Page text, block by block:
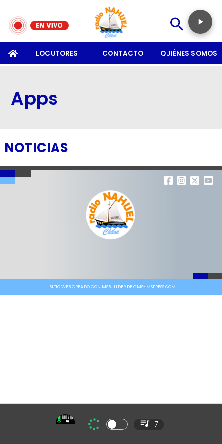
LOCUTORES CONTACTO QUIÉNES SOMOS
Apps
NOTICIAS
SITIO WEB CREADO CON MSBUILDER DE CMS-MSPRESS.COM
7